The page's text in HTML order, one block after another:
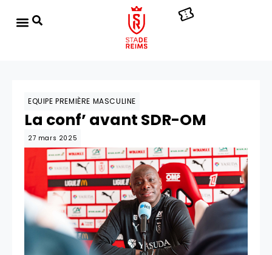
EQUIPE PREMIÈRE MASCULINE
La conf’ avant SDR-OM
27 mars 2025